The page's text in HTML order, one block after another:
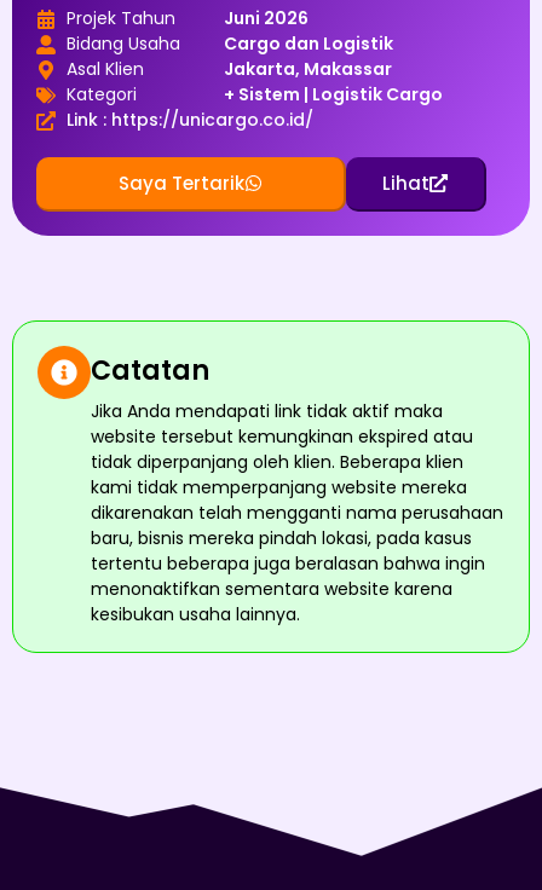
Projek Tahun
Juni 2026
Bidang Usaha
Cargo dan Logistik
Asal Klien
Jakarta, Makassar
Kategori
+ Sistem | Logistik Cargo
Link : https://unicargo.co.id/
Saya Tertarik Lihat
Catatan
Jika Anda mendapati link tidak aktif maka
website tersebut kemungkinan ekspired atau
tidak diperpanjang oleh klien. Beberapa klien
kami tidak memperpanjang website mereka
dikarenakan telah mengganti nama perusahaan
baru, bisnis mereka pindah lokasi, pada kasus
tertentu beberapa juga beralasan bahwa ingin
menonaktifkan sementara website karena
kesibukan usaha lainnya.